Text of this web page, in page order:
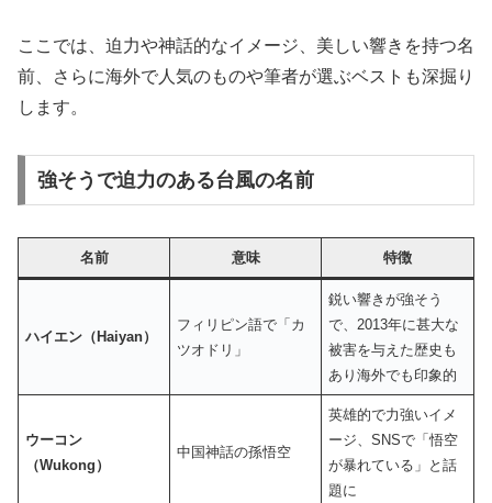
ここでは、迫力や神話的なイメージ、美しい響きを持つ名
前、さらに海外で人気のものや筆者が選ぶベストも深掘り
します。
強そうで迫力のある台風の名前
名前 意味 特徴
ハイエン（Haiyan）
フィリピン語で「カ
ツオドリ」
鋭い響きが強そう
で、2013年に甚大な
被害を与えた歴史も
あり海外でも印象的
ウーコン
（Wukong）
中国神話の孫悟空
英雄的で力強いイメ
ージ、SNSで「悟空
が暴れている」と話
題に